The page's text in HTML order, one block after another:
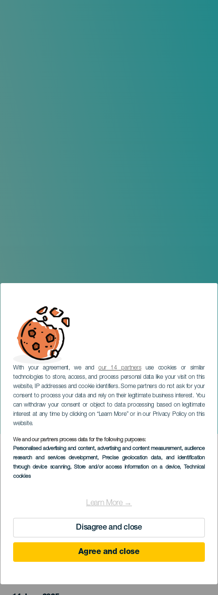
With your agreement, we andour 14 partnersuse cookies or similar
technologies to store, access, and process personal data like your visit on this
website, IP addresses and cookie identifiers. Some partners do not ask for your
consent to process your data and rely on their legitimate business interest. You
can withdraw your consent or object to data processing based on legitimate
interest at any time by clicking on “Learn More” or in our Privacy Policy on this
website.
We and our partners process data for the following purposes:
Personalised advertising and content, advertising and content measurement, audience
research and services development, Precise geolocation data, and identification
through device scanning, Store and/or access information on a device, Technical
cookies
Learn More →
Disagree and close
Agree and close
Bacanas in Tenerife
TENERIFE
Imagen
Listado